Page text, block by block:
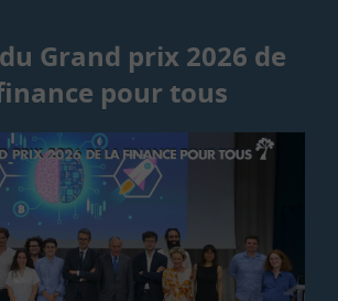
Grand prix 2026 de
pour tous